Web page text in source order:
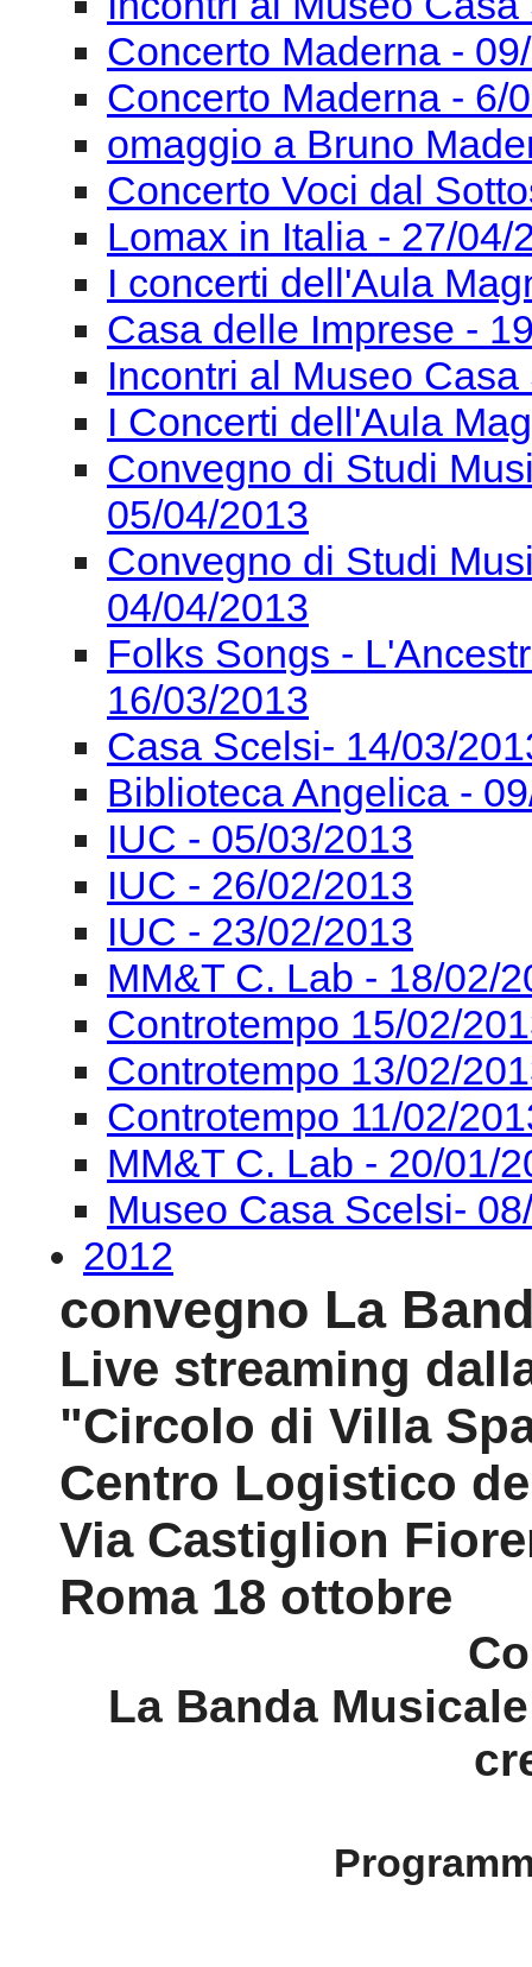
Concerto Maderna -
Concerto Maderna - 6/
omaggio a Bruno
Concerto Voci dal
Lomax in Italia - 27/04/
I concerti dell'Aula
Casa delle Imprese -
Incontri al Museo
I Concerti dell'Aula
Convegno di Studi
05/04/2013
Convegno di Studi
04/04/2013
Folks Songs -
16/03/2013
Casa Scelsi- 14/03/
Biblioteca Angelica -
IUC - 05/03/2013
IUC - 26/02/2013
IUC - 23/02/2013
MM&T C. Lab - 18/02/
Controtempo 15/02/
Controtempo 13/02/
Controtempo 11/02/
MM&T C. Lab - 20/01/
Museo Casa Scelsi-
2012
convegno La
Live streaming
"Circolo di Villa
Centro Logistico
Via Castiglion
Roma 18 ottobre
La Banda